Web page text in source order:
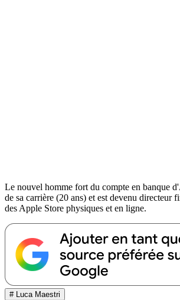
Le nouvel homme fort du compte en banque
de sa carrière (20 ans) et est devenu
des Apple Store physiques et en ligne.
# Luca Maestri